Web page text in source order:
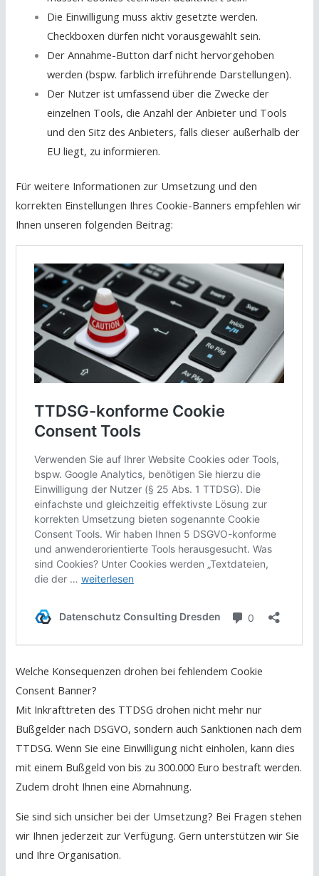
Die Einwilligung muss aktiv gesetzte werden.
Checkboxen dürfen nicht vorausgewählt sein.
Der Annahme-Button darf nicht hervorgehoben
werden (bspw. farblich irreführende Darstellungen).
Der Nutzer ist umfassend über die Zwecke der
einzelnen Tools, die Anzahl der Anbieter und Tools
und den Sitz des Anbieters, falls dieser außerhalb der
EU liegt, zu informieren.
Für weitere Informationen zur Umsetzung und den
korrekten Einstellungen Ihres Cookie-Banners empfehlen wir
Ihnen unseren folgenden Beitrag:
Welche Konsequenzen drohen bei fehlendem Cookie
Consent Banner?
Mit Inkrafttreten des TTDSG drohen nicht mehr nur
Bußgelder nach DSGVO, sondern auch Sanktionen nach dem
TTDSG. Wenn Sie eine Einwilligung nicht einholen, kann dies
mit einem Bußgeld von bis zu 300.000 Euro bestraft werden.
Zudem droht Ihnen eine Abmahnung.
Sie sind sich unsicher bei der Umsetzung? Bei Fragen stehen
wir Ihnen jederzeit zur Verfügung. Gern unterstützen wir Sie
und Ihre Organisation.